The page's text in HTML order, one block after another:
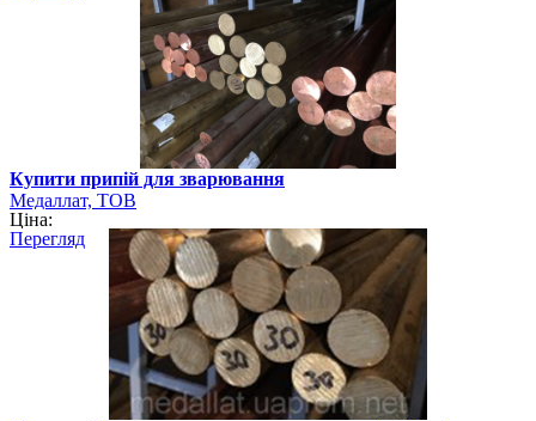
Купити припій для зварювання
Медаллат, ТОВ
Ціна:
Перегляд